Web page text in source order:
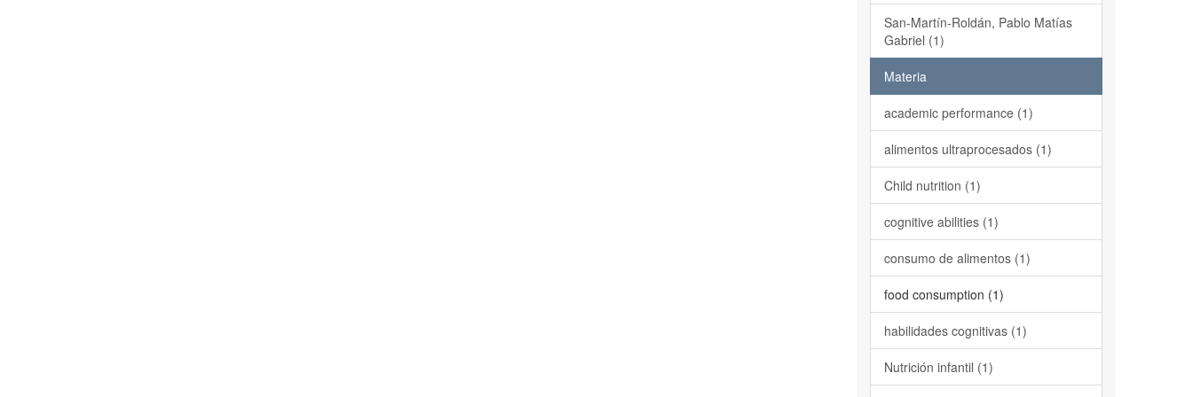
San-Martín-Roldán, Pablo Matías
Gabriel (1)
Materia
academic performance (1)
alimentos ultraprocesados (1)
Child nutrition (1)
cognitive abilities (1)
consumo de alimentos (1)
food consumption (1)
habilidades cognitivas (1)
Nutrición infantil (1)